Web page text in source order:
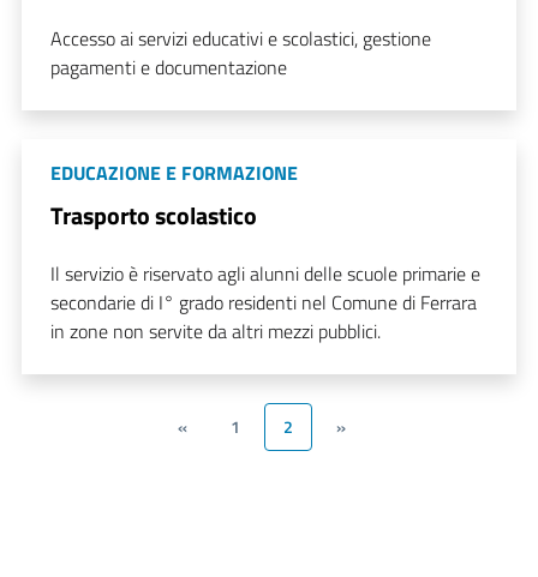
Accesso ai servizi educativi e scolastici, gestione
pagamenti e documentazione
EDUCAZIONE E FORMAZIONE
Trasporto scolastico
Il servizio è riservato agli alunni delle scuole primarie e
secondarie di I° grado residenti nel Comune di Ferrara
in zone non servite da altri mezzi pubblici.
« 1 2 »